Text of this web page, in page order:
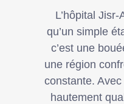
L’hôpital
qu’un simple
c’est une
une région
constante.
hautement